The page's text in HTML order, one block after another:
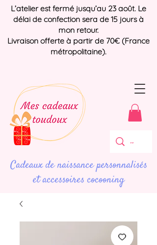
Cadeaux de naissance personnalisés
et accessoires cocooning
L’atelier est fermé jusqu’au 23 août. Le
délai de confection sera de 15 jours à
mon retour.
Livraison offerte à partir de 70€ (France
métropolitaine).